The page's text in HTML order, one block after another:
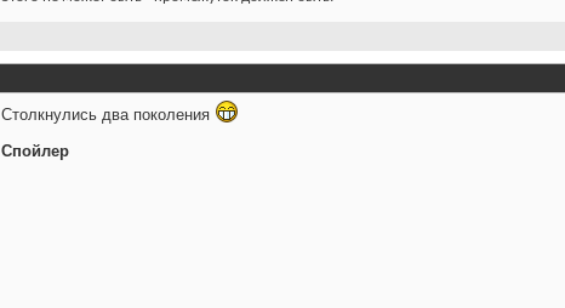
Столкнулись два поколения
Спойлер